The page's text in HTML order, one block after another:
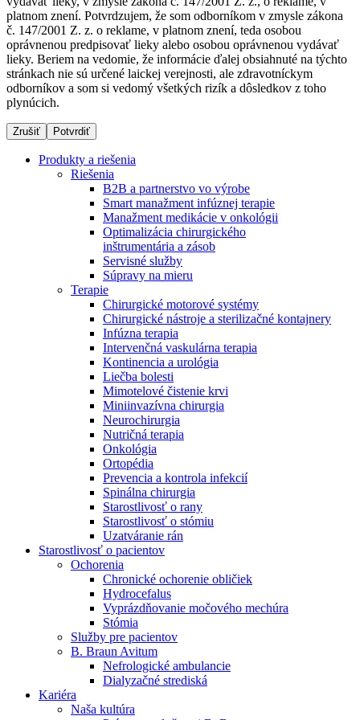
Produktový katalóg​
Objavte naše produkty. ​Navštívte produktový katalóg B.
Braun​ s našim kompletným produktovým portfóliom.​
Dialyzačné strediská
B. Braun Avitum poskytuje kvalitnú dialyzačnú starostlivosť
vo všetkých svojich strediskách na Slovensku. Viac
Nefrologické ambulancie
V nefrologických ambulanciách prevádzkujeme poradenstvo
a prípravu pacientov k jednotlivým metódam náhrady funkcie
obličiek. Zvoľte si mesto, ktoré potrebujete a navštívte nás.
Zostaňte v dialógu s B. Braun. Kontaktujte nás.
platnom znení. Potvrdzujem, že som odborníkom v zmysle zákona
č. 147/2001 Z. z. o reklame, v platnom znení, teda osobou
oprávnenou predpisovať lieky alebo osobou oprávnenou vydávať
lieky. Beriem na vedomie, že informácie ďalej obsiahnuté na týchto
stránkach nie sú určené laickej verejnosti, ale zdravotníckym
odborníkov a som si vedomý všetkých rizík a dôsledkov z toho
plynúcich.
Zrušiť Potvrdiť
Produkty a riešenia
Riešenia
B2B a partnerstvo vo výrobe
Smart manažment infúznej terapie
Manažment medikácie v onkológii
Optimalizácia chirurgického
inštrumentária a zásob
Servisné služby
Súpravy na mieru
Terapie
Chirurgické motorové systémy
Chirurgické nástroje a sterilizačné kontajnery
Infúzna terapia
Intervenčná vaskulárna terapia
Kontinencia a urológia
Liečba bolesti
Mimotelové čistenie krvi
Miniinvazívna chirurgia
Neurochirurgia
Nutričná terapia
Onkológia
Ortopédia
Prevencia a kontrola infekcií
Spinálna chirurgia
Starostlivosť o rany
Starostlivosť o stómiu
Uzatváranie rán
Starostlivosť o pacientov
Ochorenia
Chronické ochorenie obličiek
Hydrocefalus
Vyprázdňovanie močového mechúra
Stómia
Služby pre pacientov
B. Braun Avitum
Nefrologické ambulancie
Dialyzačné strediská
Kariéra
Naša kultúra